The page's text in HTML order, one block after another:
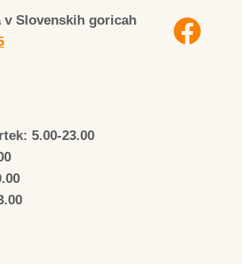
v Slovenskih goricah
5.00-23.00